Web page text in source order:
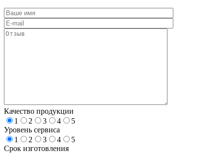
Качество продукции
1
2 3 4
5
Уровень сервиса
1
2 3 4
5
Срок изготовления